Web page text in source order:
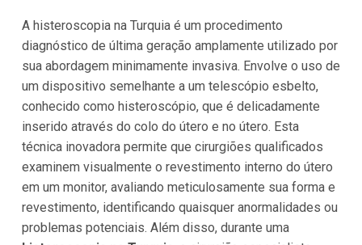
A histeroscopia na Turquia é um procedimento
diagnóstico de última geração amplamente utilizado por
sua abordagem minimamente invasiva. Envolve o uso de
um dispositivo semelhante a um telescópio esbelto,
conhecido como histeroscópio, que é delicadamente
inserido através do colo do útero e no útero. Esta
técnica inovadora permite que cirurgiões qualificados
examinem visualmente o revestimento interno do útero
em um monitor, avaliando meticulosamente sua forma e
revestimento, identificando quaisquer anormalidades ou
problemas potenciais. Além disso, durante uma